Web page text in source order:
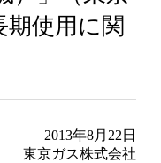
使用に関
2013年8月22日
東京ガス株式会社